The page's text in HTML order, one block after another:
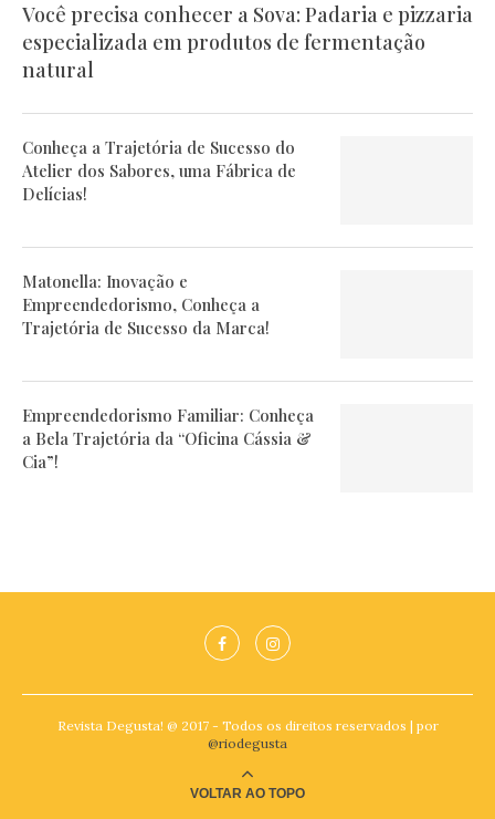
Você precisa conhecer a Sova: Padaria e pizzaria
especializada em produtos de fermentação
natural
Conheça a Trajetória de Sucesso do
Atelier dos Sabores, uma Fábrica de
Delícias!
Matonella: Inovação e
Empreendedorismo, Conheça a
Trajetória de Sucesso da Marca!
Empreendedorismo Familiar: Conheça
a Bela Trajetória da “Oficina Cássia &
Cia”!
Revista Degusta! @ 2017 - Todos os direitos reservados | por
@riodegusta
VOLTAR AO TOPO